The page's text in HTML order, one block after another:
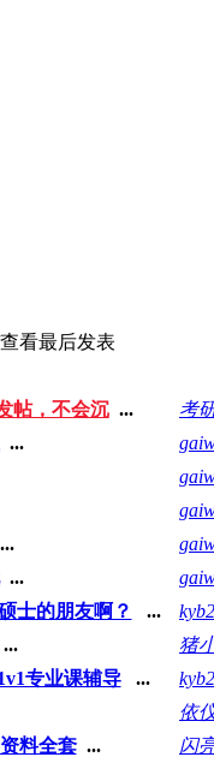
看最后发表
帖，不会沉 ... 考
...
...
...
士的朋友啊？ ...
... 猪
专业课辅导 ...
依
料全套 ... 闪